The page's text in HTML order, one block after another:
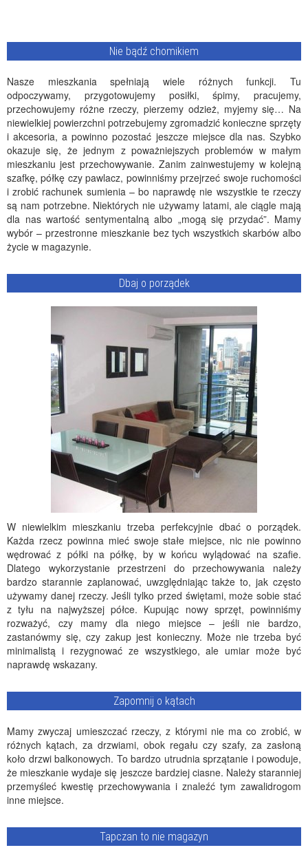
Nie bądź chomikiem
Nasze mieszkania spełniają wiele różnych funkcji. Tu
odpoczywamy, przygotowujemy posiłki, śpimy, pracujemy,
przechowujemy różne rzeczy, pierzemy odzież, myjemy się… Na
niewielkiej powierzchni potrzebujemy zgromadzić konieczne sprzęty
i akcesoria, a powinno pozostać jeszcze miejsce dla nas. Szybko
okazuje się, że jednym z poważniejszych problemów w małym
mieszkaniu jest przechowywanie. Zanim zainwestujemy w kolejną
szafkę, półkę czy pawlacz, powinniśmy przejrzeć swoje ruchomości
i zrobić rachunek sumienia – bo naprawdę nie wszystkie te rzeczy
są nam potrzebne. Niektórych nie używamy latami, ale ciągle mają
dla nas wartość sentymentalną albo „mogą się przydać”. Mamy
wybór – przestronne mieszkanie bez tych wszystkich skarbów albo
życie w magazynie.
Dbaj o porządek
W niewielkim mieszkaniu trzeba perfekcyjnie dbać o porządek.
Każda rzecz powinna mieć swoje stałe miejsce, nic nie powinno
wędrować z półki na półkę, by w końcu wylądować na szafie.
Dlatego wykorzystanie przestrzeni do przechowywania należy
bardzo starannie zaplanować, uwzględniając także to, jak często
używamy danej rzeczy. Jeśli tylko przed świętami, może sobie stać
z tyłu na najwyższej półce. Kupując nowy sprzęt, powinniśmy
rozważyć, czy mamy dla niego miejsce – jeśli nie bardzo,
zastanówmy się, czy zakup jest konieczny. Może nie trzeba być
minimalistą i rezygnować ze wszystkiego, ale umiar może być
naprawdę wskazany.
Zapomnij o kątach
Mamy zwyczaj umieszczać rzeczy, z którymi nie ma co zrobić, w
różnych kątach, za drzwiami, obok regału czy szafy, za zasłoną
koło drzwi balkonowych. To bardzo utrudnia sprzątanie i powoduje,
że mieszkanie wydaje się jeszcze bardziej ciasne. Należy staranniej
przemyśleć kwestię przechowywania i znaleźć tym zawalidrogom
inne miejsce.
Tapczan to nie magazyn